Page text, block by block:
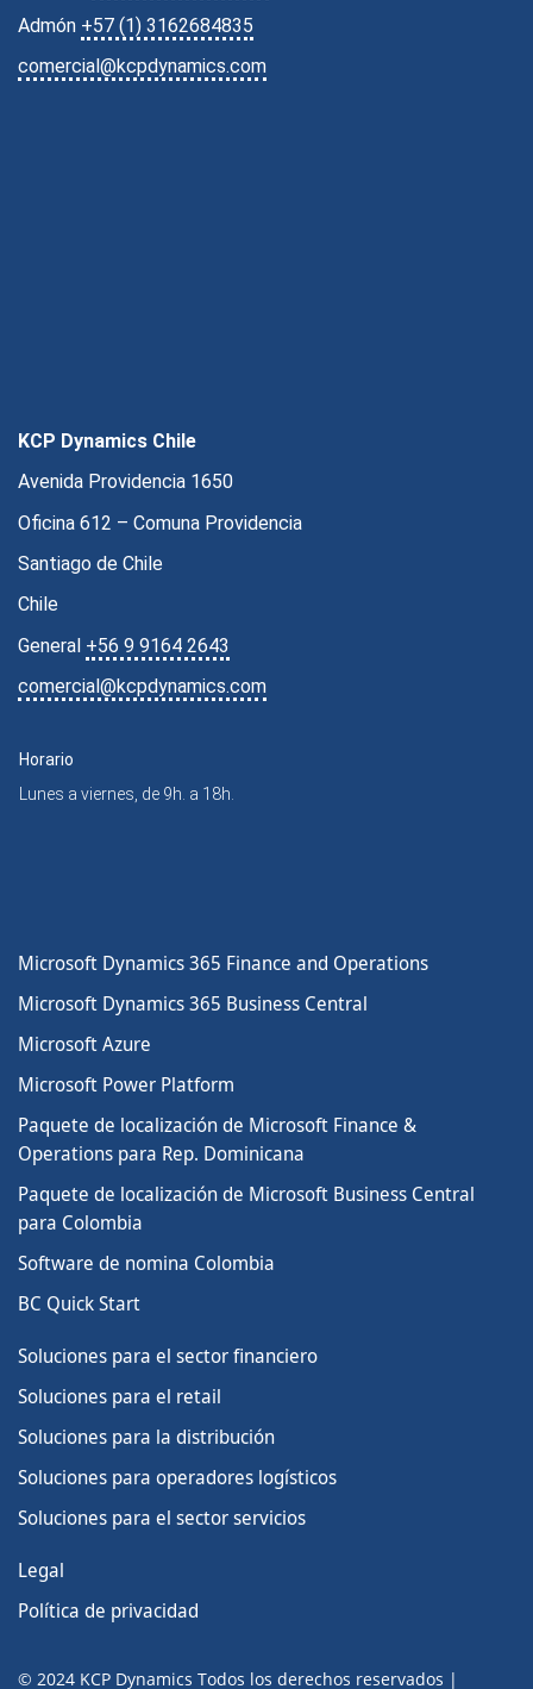
Admón +57 (1) 3162684835
comercial@kcpdynamics.com
KCP Dynamics Chile
Avenida Providencia 1650
Oficina 612 – Comuna Providencia
Santiago de Chile
Chile
General +56 9 9164 2643
comercial@kcpdynamics.com
Horario
Lunes a viernes, de 9h. a 18h.
Microsoft Dynamics 365 Finance and Operations
Microsoft Dynamics 365 Business Central
Microsoft Azure
Microsoft Power Platform
Paquete de localización de Microsoft Finance &
Operations para Rep. Dominicana
Paquete de localización de Microsoft Business Central
para Colombia
Software de nomina Colombia
BC Quick Start
Soluciones para el sector financiero
Soluciones para el retail
Soluciones para la distribución
Soluciones para operadores logísticos
Soluciones para el sector servicios
Legal
Política de privacidad
© 2024 KCP Dynamics Todos los derechos reservados |